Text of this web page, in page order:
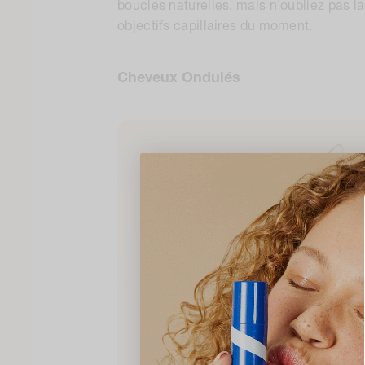
boucles naturelles, mais n'oubliez pas
objectifs capillaires du moment.
Cheveux Ondulés